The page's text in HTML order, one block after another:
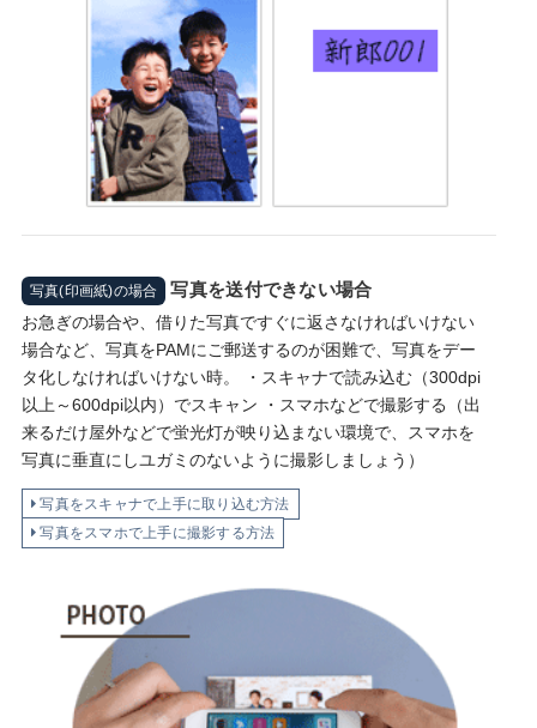
写真(印画紙)の場合 写真を送付できない場合
お急ぎの場合や、借りた写真ですぐに返さなければいけない
場合など、写真をPAMにご郵送するのが困難で、写真をデー
タ化しなければいけない時。 ・スキャナで読み込む（300dpi
以上～600dpi以内）でスキャン ・スマホなどで撮影する（出
来るだけ屋外などで蛍光灯が映り込まない環境で、スマホを
写真に垂直にしユガミのないように撮影しましょう）
写真をスキャナで上手に取り込む方法
写真をスマホで上手に撮影する方法